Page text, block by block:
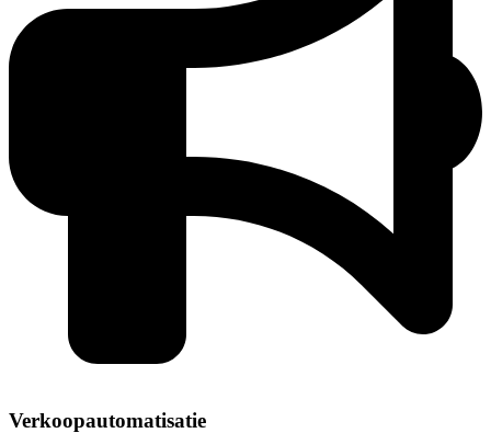
Verkoopautomatisatie